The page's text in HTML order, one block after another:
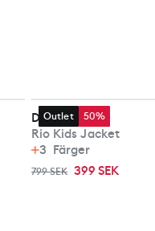
Outlet 50%
Didriksons
Rio Kids Jacket
3 Färger
799 SEK 399 SEK